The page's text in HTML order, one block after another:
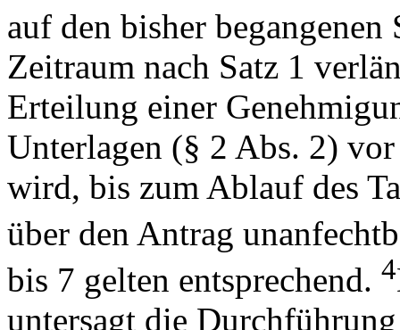
auf den bisher
Zeitraum nach Satz 1
Erteilung einer
Unterlagen (§ 2 Abs. 2)
wird, bis zum Ablauf des
über den Antrag
bis 7 gelten entsprechend. 4
untersagt die